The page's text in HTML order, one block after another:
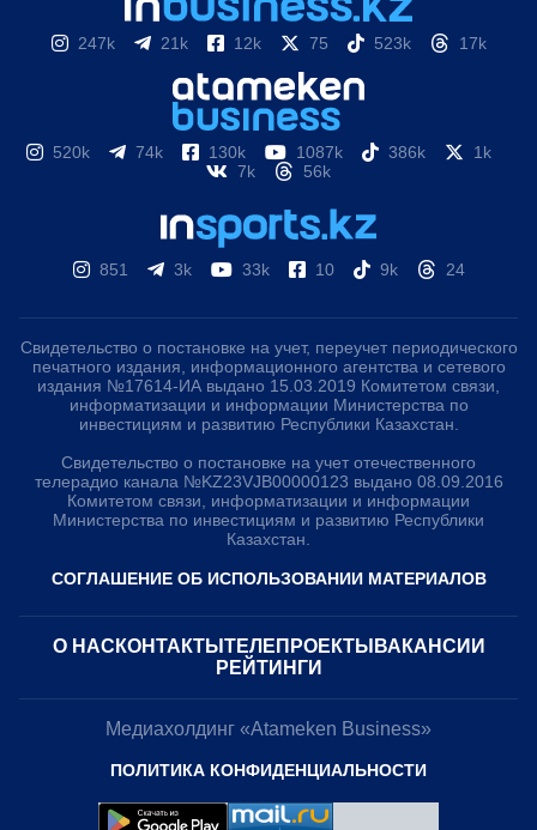
247k 21k 12k 75 523k 17k
520k 74k 130k 1087k 386k
1k
7k
56k
851 3k 33k 10 9k 24
Свидетельство о постановке на учет, переучет периодического
печатного издания, информационного агентства и сетевого
издания №17614-ИА выдано 15.03.2019 Комитетом связи,
информатизации и информации Министерства по
инвестициям и развитию Республики Казахстан.
Свидетельство о постановке на учет отечественного
телерадио канала №KZ23VJB00000123 выдано 08.09.2016
Комитетом связи, информатизации и информации
Министерства по инвестициям и развитию Республики
Казахстан.
СОГЛАШЕНИЕ ОБ ИСПОЛЬЗОВАНИИ МАТЕРИАЛОВ
О НАС КОНТАКТЫ ТЕЛЕПРОЕКТЫ ВАКАНСИИ
РЕЙТИНГИ
Медиахолдинг «Atameken Business»
ПОЛИТИКА КОНФИДЕНЦИАЛЬНОСТИ